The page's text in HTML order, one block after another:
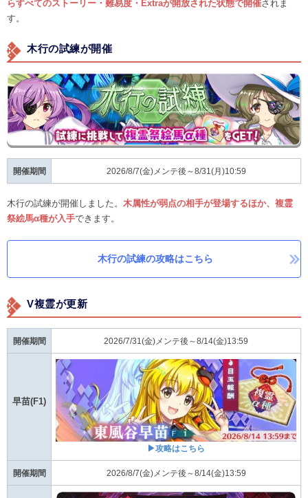
らすべてのストーリー・難易度・Extraが開放された状態で開催されま
す。
木行の試練が開催
開催期間 2026/8/7(金)メンテ後～8/31(月)10:59
木行の試練が開催しました。 木属性が弱点の相手が登場するほか、複霊
祭絵馬α種が入手できます。
木行の試練の攻略はこちら
V複霊が更新
開催期間 2026/7/31(金)メンテ後～8/14(金)13:59
早苗(F1)
▶攻略はこちら
開催期間 2026/8/7(金)メンテ後～8/14(金)13:59